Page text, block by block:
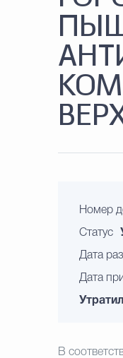
Номер
Статус
Дата
Дата
В